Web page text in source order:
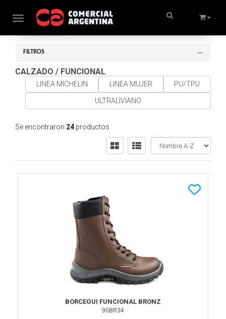
Toggle navigation
FILTROS
CALZADO / FUNCIONAL
LINEA MICHELIN LINEA MUJER PU/TPU
ULTRALIVIANO
Se encontraron 24 productos
BORCEGUI FUNCIONAL BRONZ
90BR34